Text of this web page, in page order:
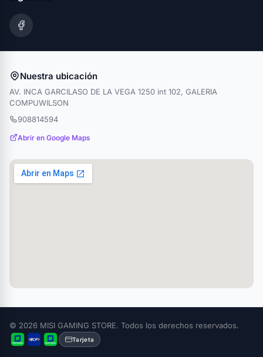
Nuestra ubicación
AV. INCA GARCILASO DE LA VEGA 1250 int 102, GALERIA
COMPUWILSON
908814594
Abrir en Google Maps
© 2026 MISI GAMING STORE. Todos los derechos reservados.
Tarjeta